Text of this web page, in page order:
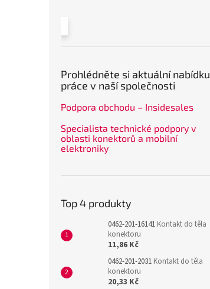
Prohlédněte si aktuální nabídku
práce v naší společnosti
Podpora obchodu – Insidesales
Specialista technické podpory v
oblasti konektorů a mobilní
elektroniky
Top 4 produkty
0462-201-16141 Kontakt do těla
konektoru
11,86 Kč
0462-201-2031 Kontakt do těla
konektoru
20,33 Kč